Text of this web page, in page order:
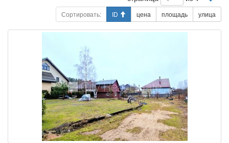
Сортировать: ID цена площадь улица